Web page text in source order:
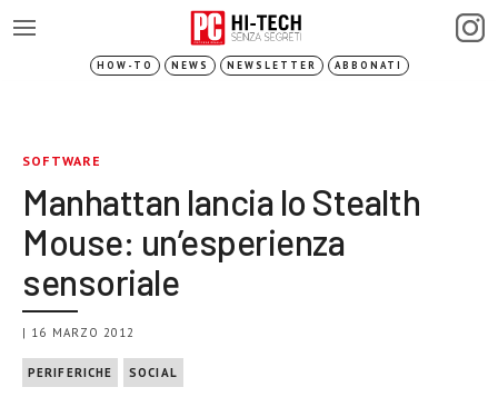
HOW-TO NEWS NEWSLETTER ABBONATI
SOFTWARE
Manhattan lancia lo Stealth
Mouse: un’esperienza
sensoriale
| 16 MARZO 2012
PERIFERICHE SOCIAL